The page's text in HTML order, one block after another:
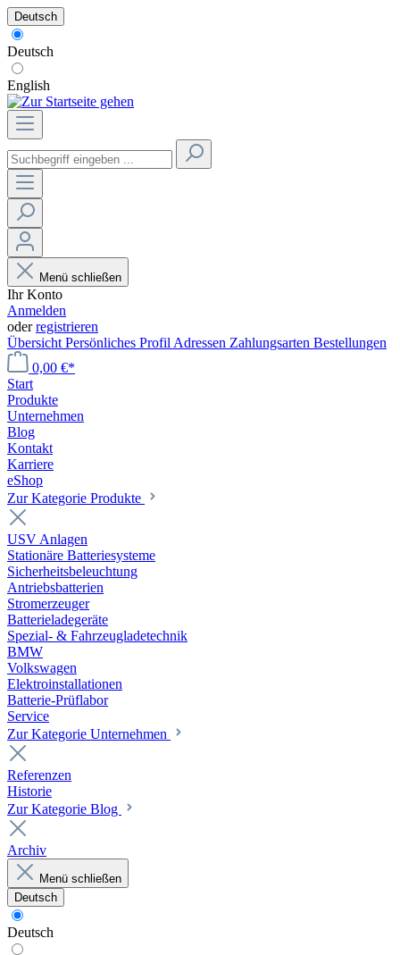
Deutsch
Deutsch
English
Menü schließen
Ihr Konto
Anmelden
oderregistrieren
Übersicht Persönliches Profil Adressen Zahlungsarten Bestellungen
0,00 €*
Start
Produkte
Unternehmen
Blog
Kontakt
Karriere
eShop
Zur Kategorie Produkte
USV Anlagen
Stationäre Batteriesysteme
Sicherheitsbeleuchtung
Antriebsbatterien
Stromerzeuger
Batterieladegeräte
Spezial- & Fahrzeugladetechnik
BMW
Volkswagen
Elektroinstallationen
Batterie-Prüflabor
Service
Zur Kategorie Unternehmen
Referenzen
Historie
Zur Kategorie Blog
Archiv
Menü schließen
Deutsch
Deutsch